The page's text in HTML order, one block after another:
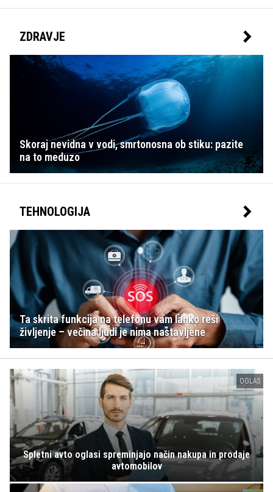
ZDRAVJE
Skoraj nevidna v vodi, smrtonosna ob stiku: pazite
na to meduzo
TEHNOLOGIJA
Ta skrita funkcija na telefonu vam lahko reši
življenje – večina ljudi je nima nastavljene
OGLAS
Spletni avto oglasi spreminjajo način nakupa in prodaje
avtomobilov